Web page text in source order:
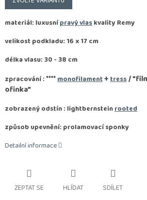
materiál: luxusnípravý vlaskvality Remy
velikost podkladu: 16 x 17 cm
délka vlasu: 30 - 38 cm
zpracování :****monofilament+tress/
ofinka"
zobrazený odstín : lightbernsteinrooted
způsob upevnění: prolamovací sponky
Detailní informace
ZEPTAT SE HLÍDAT SDÍLET